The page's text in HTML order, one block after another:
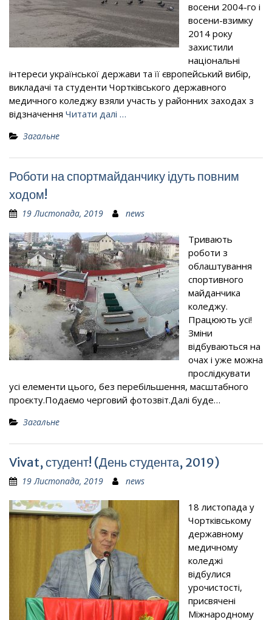
восени 2004-го і
восени-взимку
2014 року
захистили
національні
інтереси української держави та її європейський вибір,
викладачі та студенти Чортківського державного
медичного коледжу взяли участь у районних заходах з
відзначення Читати далі …
Загальне
Роботи на спортмайданчику ідуть повним
ходом!
19 Листопада, 2019 news
Тривають
роботи з
облаштування
спортивного
майданчика
коледжу.
Працюють усі!
Зміни
відбуваються на
очах і уже можна
прослідкувати
усі елементи цього, без перебільшення, масштабного
проєкту.Подаємо черговий фотозвіт.Далі буде…
Загальне
Vivat, студент! (День студента, 2019)
19 Листопада, 2019 news
18 листопада у
Чортківському
державному
медичному
коледжі
відбулися
урочистості,
присвячені
Міжнародному